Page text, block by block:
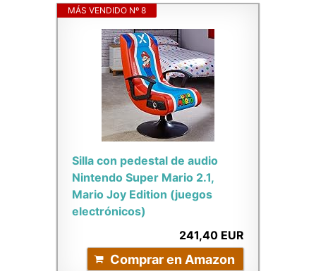
MÁS VENDIDO Nº 8
Silla con pedestal de audio
Nintendo Super Mario 2.1,
Mario Joy Edition (juegos
electrónicos)
241,40 EUR
Comprar en Amazon